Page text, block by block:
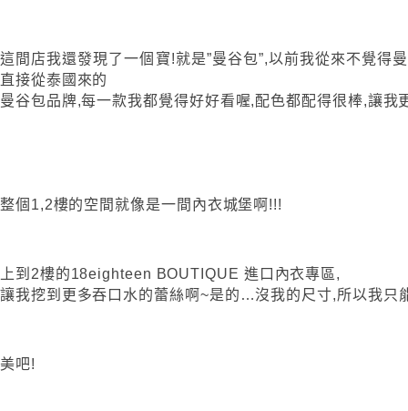
這間店我還發現了一個寶!就是”曼谷包”,以前我從來不覺得
直接從泰國來的
曼谷包品牌,每一款我都覺得好好看喔,配色都配得很棒,讓
整個1,2樓的空間就像是一間內衣城堡啊!!!
上到2樓的18eighteen BOUTIQUE 進口內衣專區,
讓我挖到更多吞口水的蕾絲啊~是的…沒我的尺寸,所以我只
美吧!